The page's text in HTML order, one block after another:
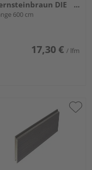
DIE
-
600 cm
17,30 € / lfm